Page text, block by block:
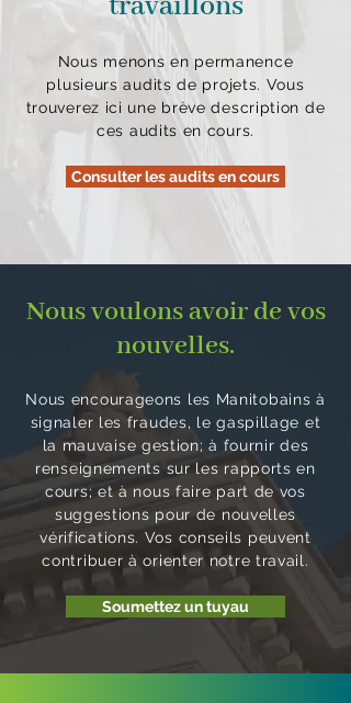
Nous menons en permanence
plusieurs audits de projets. Vous
trouverez ici une brève description de
ces audits en cours.
Consulter les audits en cours
Nous voulons avoir de vos
nouvelles.
Nous encourageons les Manitobains à
signaler les fraudes, le gaspillage et
la mauvaise gestion; à fournir des
renseignements sur les rapports en
cours; et à nous faire part de vos
suggestions pour de nouvelles
vérifications. Vos conseils peuvent
contribuer à orienter notre travail.
Soumettez un tuyau